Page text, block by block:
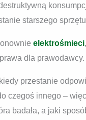
starszego
elektrośmieci
dla prawodawcy.
przestanie
czegoś innego –
badała, a jaki